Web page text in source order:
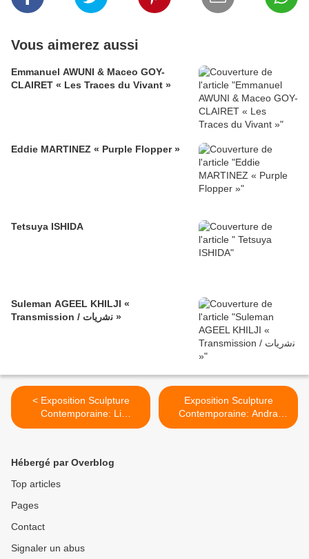
Vous aimerez aussi
Emmanuel AWUNI & Maceo GOY-
CLAIRET « Les Traces du Vivant »
Eddie MARTINEZ « Purple Flopper »
Tetsuya ISHIDA
Suleman AGEEL KHILJI «
Transmission / ﻧﺷرﯾﺎت »
< Exposition Sculpture
Contemporaine: Li
HONGBO « ALL IS
Exposition Sculpture
Contemporaine: Andra
URSUTA >
Hébergé par Overblog
Top articles
Pages
Contact
Signaler un abus